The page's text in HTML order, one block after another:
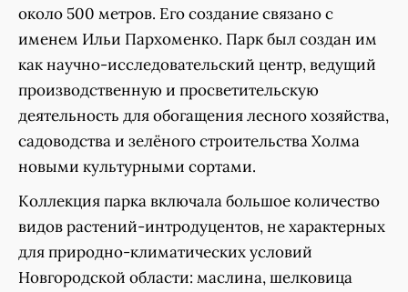
около 500 метров. Его создание связано с
именем Ильи Пархоменко. Парк был создан им
как научно-исследовательский центр, ведущий
производственную и просветительскую
деятельность для обогащения лесного хозяйства,
садоводства и зелёного строительства Холма
новыми культурными сортами.
Коллекция парка включала большое количество
видов растений-интродуцентов, не характерных
для природно-климатических условий
Новгородской области: маслина, шелковица